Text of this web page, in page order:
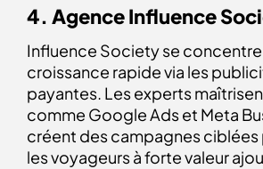
4. Agence Influence
Influence Society se concentre
croissance rapide via les
payantes. Les experts
comme Google Ads et Meta
créent des campagnes
les voyageurs à forte valeur